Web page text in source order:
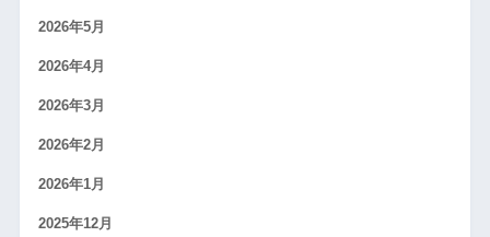
2026年5月
2026年4月
2026年3月
2026年2月
2026年1月
2025年12月